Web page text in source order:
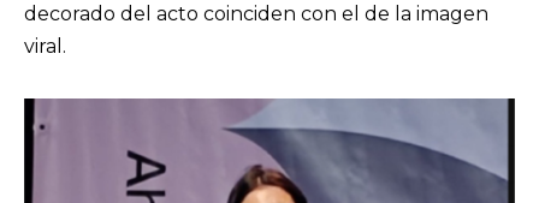
decorado del acto coinciden con el de la imagen
viral.